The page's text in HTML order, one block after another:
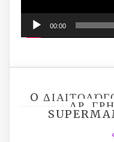
00:00
O
ΔΡ.